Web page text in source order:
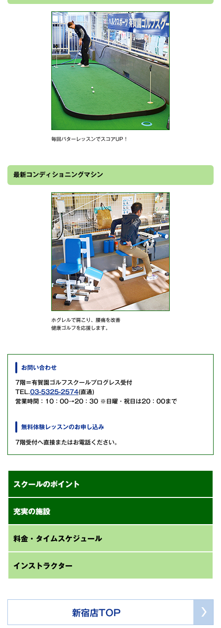
毎回パターレッスンでスコアUP！
最新コンディショニングマシン
ホグレルで肩こり、腰痛を改善
健康ゴルフを応援します。
お問い合わせ
7階＝有賀園ゴルフスクールプログレス受付
TEL. 03-5325-2574(直通)
営業時間：10：00→20：30 ※日曜・祝日は20：00まで
無料体験レッスンのお申し込み
7階受付へ直接またはお電話ください。
スクールのポイント
充実の施設
料金・タイムスケジュール
インストラクター
新宿店TOP